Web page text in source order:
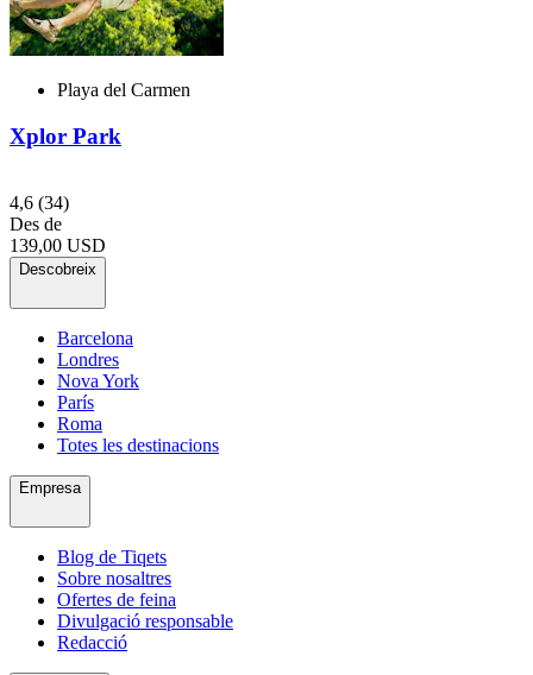
Playa del Carmen
Xplor Park
4,6 (34)
Des de
139,00 USD
Descobreix
Barcelona
Londres
Nova York
París
Roma
Totes les destinacions
Empresa
Blog de Tiqets
Sobre nosaltres
Ofertes de feina
Divulgació responsable
Redacció